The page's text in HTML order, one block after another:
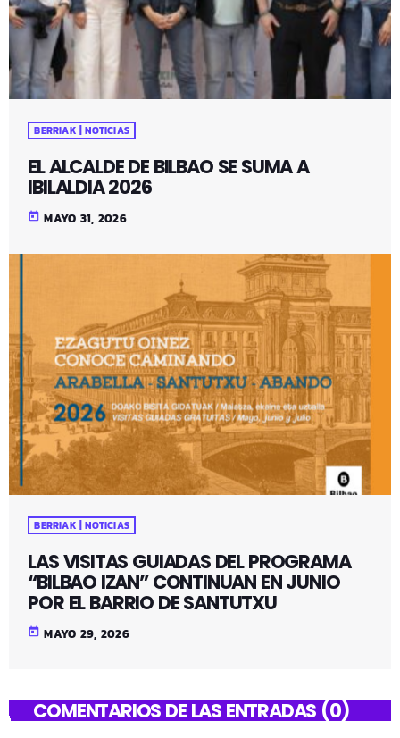
BERRIAK | NOTICIAS
EL ALCALDE DE BILBAO SE SUMA A
IBILALDIA 2026
today MAYO 31, 2026
BERRIAK | NOTICIAS
LAS VISITAS GUIADAS DEL PROGRAMA
“BILBAO IZAN” CONTINUAN EN JUNIO
POR EL BARRIO DE SANTUTXU
today MAYO 29, 2026
COMENTARIOS DE LAS ENTRADAS (0)